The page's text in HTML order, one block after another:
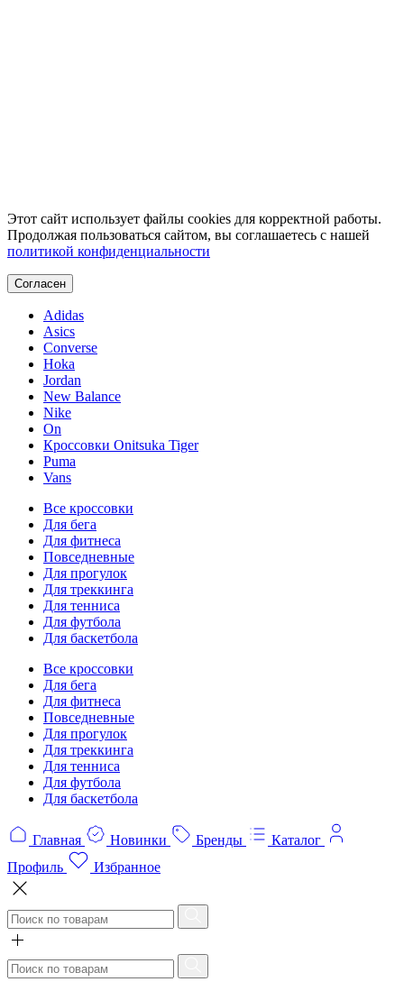
Этот сайт использует файлы cookies для корректной работы.
Продолжая пользоваться сайтом, вы соглашаетесь с нашей
политикой конфиденциальности
Согласен
Adidas
Asics
Converse
Hoka
Jordan
New Balance
Nike
On
Кроссовки Onitsuka Tiger
Puma
Vans
Все кроссовки
Для бега
Для фитнеса
Повседневные
Для прогулок
Для треккинга
Для тенниса
Для футбола
Для баскетбола
Все кроссовки
Для бега
Для фитнеса
Повседневные
Для прогулок
Для треккинга
Для тенниса
Для футбола
Для баскетбола
Главная Новинки Бренды
Каталог
Профиль
Избранное